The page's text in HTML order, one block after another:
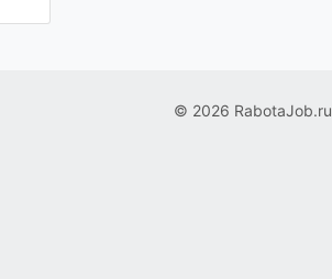
© 2026 RabotaJob.ru